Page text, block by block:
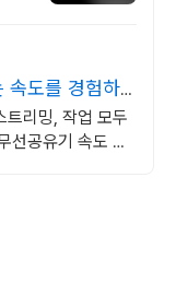
속도를 경험하
트리밍, 작업 모두
선공유기 속도 느